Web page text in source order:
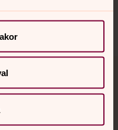
eller chatta anonymt